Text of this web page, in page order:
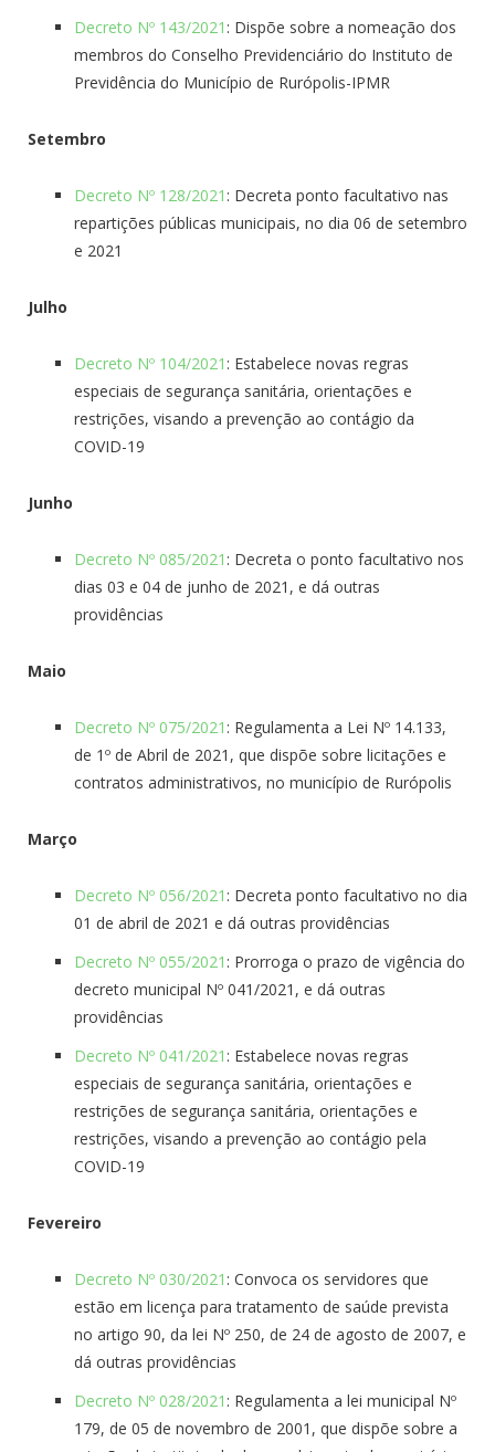
Decreto Nº 143/2021 : Dispõe sobre a nomeação dos
membros do Conselho Previdenciário do Instituto de
Previdência do Município de Rurópolis-IPMR
Setembro
Decreto Nº 128/2021 : Decreta ponto facultativo nas
repartições públicas municipais, no dia 06 de setembro
e 2021
Julho
Decreto Nº 104/2021 : Estabelece novas regras
especiais de segurança sanitária, orientações e
restrições, visando a prevenção ao contágio da
COVID-19
Junho
Decreto Nº 085/2021 : Decreta o ponto facultativo nos
dias 03 e 04 de junho de 2021, e dá outras
providências
Maio
Decreto Nº 075/2021 : Regulamenta a Lei Nº 14.133,
de 1º de Abril de 2021, que dispõe sobre licitações e
contratos administrativos, no município de Rurópolis
Março
Decreto Nº 056/2021 : Decreta ponto facultativo no dia
01 de abril de 2021 e dá outras providências
Decreto Nº 055/2021 : Prorroga o prazo de vigência do
decreto municipal Nº 041/2021, e dá outras
providências
Decreto Nº 041/2021 : Estabelece novas regras
especiais de segurança sanitária, orientações e
restrições de segurança sanitária, orientações e
restrições, visando a prevenção ao contágio pela
COVID-19
Fevereiro
Decreto Nº 030/2021 : Convoca os servidores que
estão em licença para tratamento de saúde prevista
no artigo 90, da lei Nº 250, de 24 de agosto de 2007, e
dá outras providências
Decreto Nº 028/2021 : Regulamenta a lei municipal Nº
179, de 05 de novembro de 2001, que dispõe sobre a